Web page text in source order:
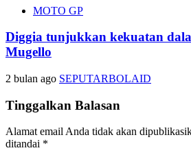
MOTO GP
Diggia tunjukkan kekuatan
Mugello
2 bulan ago SEPUTARBOLAID
Tinggalkan Balasan
Alamat email Anda tidak akan
ditandai *